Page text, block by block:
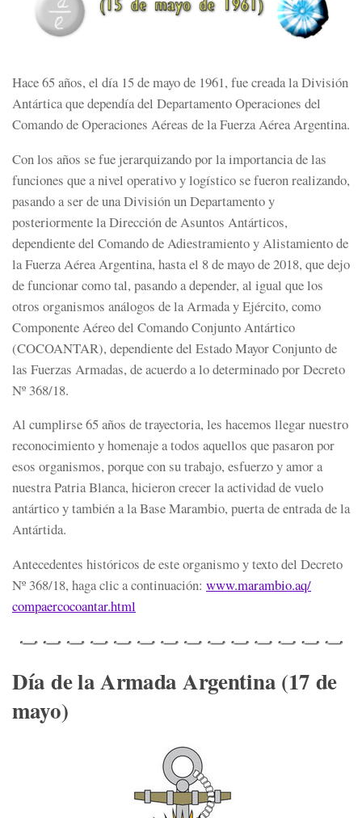
Hace 65 años, el día 15 de mayo de 1961, fue creada la División
Antártica que dependía del Departamento Operaciones del
Comando de Operaciones Aéreas de la Fuerza Aérea Argentina.
Con los años se fue jerarquizando por la importancia de las
funciones que a nivel operativo y logístico se fueron realizando,
pasando a ser de una División un Departamento y
posteriormente la Dirección de Asuntos Antárticos,
dependiente del Comando de Adiestramiento y Alistamiento de
la Fuerza Aérea Argentina, hasta el 8 de mayo de 2018, que dejo
de funcionar como tal, pasando a depender, al igual que los
otros organismos análogos de la Armada y Ejército, como
Componente Aéreo del Comando Conjunto Antártico
(COCOANTAR), dependiente del Estado Mayor Conjunto de
las Fuerzas Armadas, de acuerdo a lo determinado por Decreto
Nº 368/18.
Al cumplirse 65 años de trayectoria, les hacemos llegar nuestro
reconocimiento y homenaje a todos aquellos que pasaron por
esos organismos, porque con su trabajo, esfuerzo y amor a
nuestra Patria Blanca, hicieron crecer la actividad de vuelo
antártico y también a la Base Marambio, puerta de entrada de la
Antártida.
Antecedentes históricos de este organismo y texto del Decreto
Nº 368/18, haga clic a continuación: www.marambio.aq/
compaercocoantar.html
Día de la Armada Argentina (17 de
mayo)